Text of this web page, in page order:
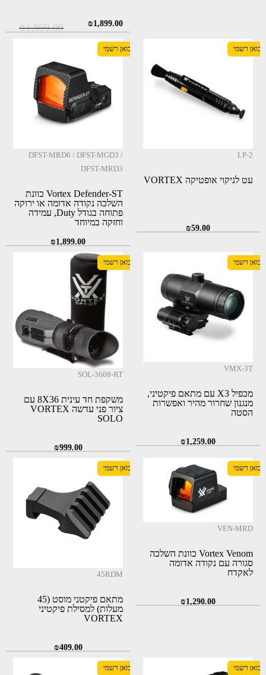
₪1,999.00
המחיר
₪1,999.00.
₪1,899.00
המחיר
₪1,899.00.
יבואן רשמי
LP-2
עט לניקוי אופטיקה VORTEX
₪59.00
יבואן רשמי
DFST-MRD6 / DFST-MGD3 /
DFST-MRD3
Vortex Defender-ST כוונת
השלכה נקודה אדומה או ירוקה
פתוחה בגודל Duty, עמידה
וחזקה במיוחד
₪1,899.00
יבואן רשמי
VMX-3T
מכפיל X3 עם מתאם פיקטיני,
מנגנון שחרור מהיר ואפשרות
הסטה
₪1,259.00
יבואן רשמי
SOL-3608-RT
משקפת חד עינית 8X36 עם
ציור פני עדשה VORTEX
SOLO
₪999.00
יבואן רשמי
VEN-MRD
Vortex Venom כוונת השלכה
סגורה עם נקודה אדומה
לאקדח
₪1,290.00
יבואן רשמי
45RDM
מתאם פיקטני מוסט (45
מעלות) למסילת פיקטיני
VORTEX
₪409.00
יבואן רשמי יבואן רשמי